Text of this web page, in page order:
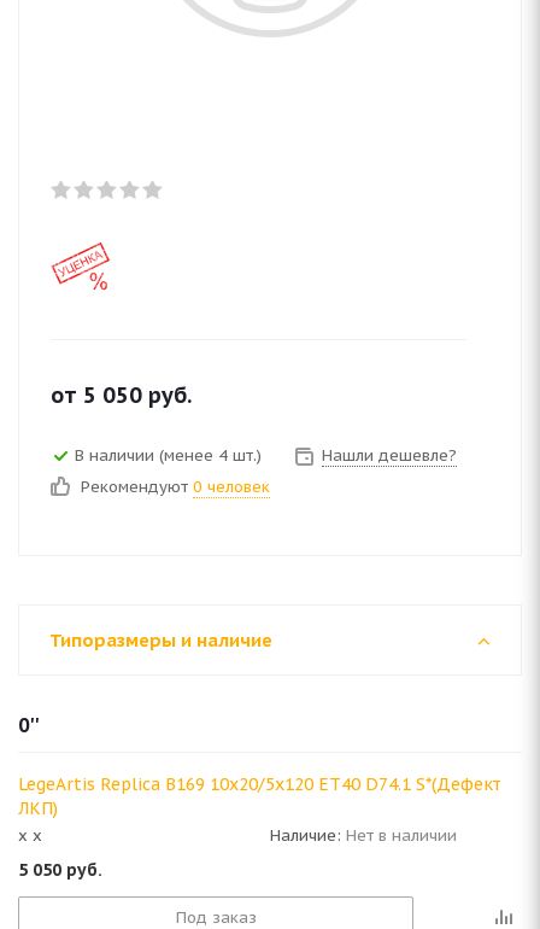
от 5 050 руб.
В наличии (менее 4 шт.)
Нашли дешевле?
Рекомендуют 0 человек
Типоразмеры и наличие
0''
LegeArtis Replica B169 10x20/5x120 ET40 D74.1 S*(Дефект
ЛКП)
x x Наличие: Нет в наличии
5 050 руб.
Под заказ